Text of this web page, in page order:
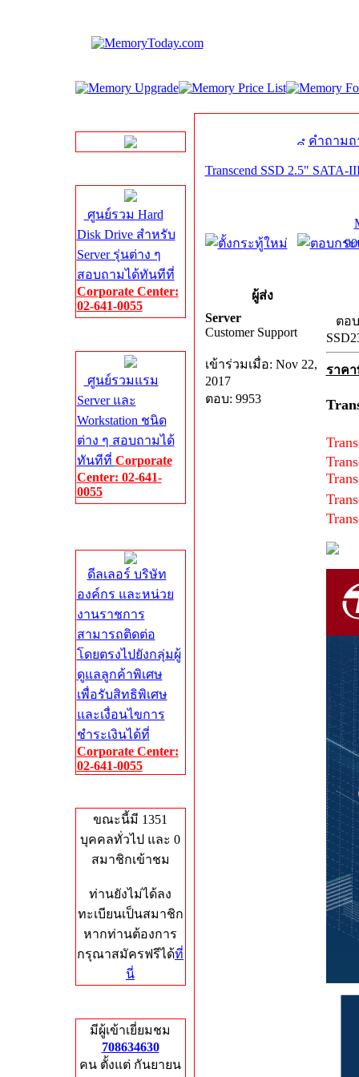
ศูนย์รวม Hard
Disk Drive สำหรับ
Server รุ่นต่าง ๆ
สอบถามได้ทันทีที่
Corporate Center:
02-641-0055
ศูนย์รวมแรม
Server และ
Workstation ชนิด
ต่าง ๆ สอบถามได้
ทันทีที่ Corporate
Center: 02-641-
0055
ดีลเลอร์ บริษัท
องค์กร และหน่วย
งานราชการ
สามารถติดต่อ
โดยตรงไปยังกลุ่มผู้
ดูแลลูกค้าพิเศษ
เพื่อรับสิทธิพิเศษ
และเงื่อนไขการ
ชำระเงินได้ที่
Corporate Center:
02-641-0055
ขณะนี้มี 1351
บุคคลทั่วไป และ 0
สมาชิกเข้าชม
ท่านยังไม่ได้ลง
ทะเบียนเป็นสมาชิก
หากท่านต้องการ
กรุณาสมัครฟรีได้ที่
นี่
มีผู้เข้าเยี่ยมชม
708634630
คน ตั้งแต่ กันยายน
คำถาม
Transcend SSD 2.5" SATA-
ผู้ส่ง
Server
Customer Support
เข้าร่วมเมื่อ: Nov 22,
2017
ตอบ: 9953
ตอบ
ราค